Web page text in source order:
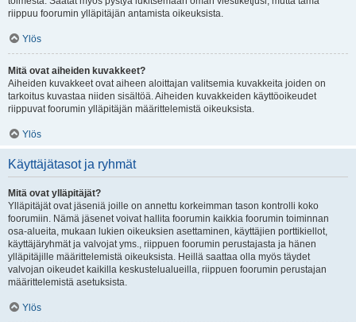
riippuu foorumin ylläpitäjän antamista oikeuksista.
Ylös
Mitä ovat aiheiden kuvakkeet?
Aiheiden kuvakkeet ovat aiheen aloittajan valitsemia kuvakkeita joiden on
tarkoitus kuvastaa niiden sisältöä. Aiheiden kuvakkeiden käyttöoikeudet
riippuvat foorumin ylläpitäjän määrittelemistä oikeuksista.
Ylös
Käyttäjätasot ja ryhmät
Mitä ovat ylläpitäjät?
Ylläpitäjät ovat jäseniä joille on annettu korkeimman tason kontrolli koko
foorumiin. Nämä jäsenet voivat hallita foorumin kaikkia foorumin toiminnan
osa-alueita, mukaan lukien oikeuksien asettaminen, käyttäjien porttikiellot,
käyttäjäryhmät ja valvojat yms., riippuen foorumin perustajasta ja hänen
ylläpitäjille määrittelemistä oikeuksista. Heillä saattaa olla myös täydet
valvojan oikeudet kaikilla keskustelualueilla, riippuen foorumin perustajan
määrittelemistä asetuksista.
Ylös